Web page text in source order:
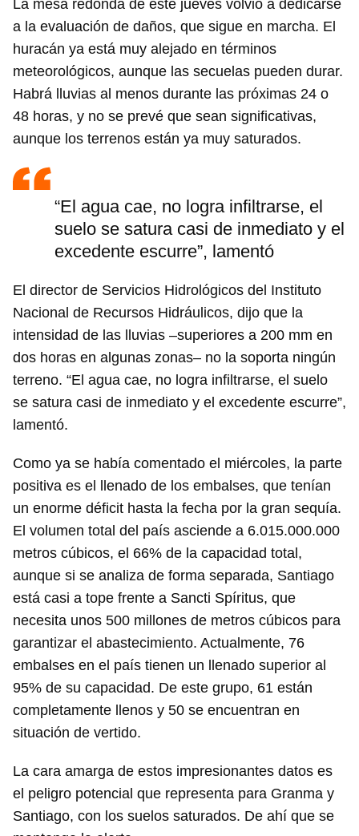
La mesa redonda de este jueves volvió a dedicarse
a la evaluación de daños, que sigue en marcha. El
huracán ya está muy alejado en términos
meteorológicos, aunque las secuelas pueden durar.
Habrá lluvias al menos durante las próximas 24 o
48 horas, y no se prevé que sean significativas,
aunque los terrenos están ya muy saturados.
“El agua cae, no logra infiltrarse, el
suelo se satura casi de inmediato y el
excedente escurre”, lamentó
El director de Servicios Hidrológicos del Instituto
Nacional de Recursos Hidráulicos, dijo que la
intensidad de las lluvias –superiores a 200 mm en
dos horas en algunas zonas– no la soporta ningún
terreno. “El agua cae, no logra infiltrarse, el suelo
se satura casi de inmediato y el excedente escurre”,
lamentó.
Como ya se había comentado el miércoles, la parte
positiva es el llenado de los embalses, que tenían
un enorme déficit hasta la fecha por la gran sequía.
El volumen total del país asciende a 6.015.000.000
metros cúbicos, el 66% de la capacidad total,
aunque si se analiza de forma separada, Santiago
está casi a tope frente a Sancti Spíritus, que
necesita unos 500 millones de metros cúbicos para
garantizar el abastecimiento. Actualmente, 76
embalses en el país tienen un llenado superior al
95% de su capacidad. De este grupo, 61 están
completamente llenos y 50 se encuentran en
situación de vertido.
La cara amarga de estos impresionantes datos es
el peligro potencial que representa para Granma y
Santiago, con los suelos saturados. De ahí que se